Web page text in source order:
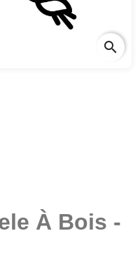
search
À Bois -